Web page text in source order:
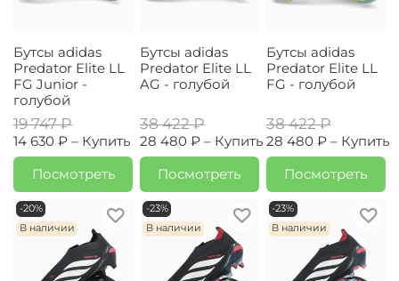
Бутсы adidas
Predator Elite LL
FG Junior -
голубой
19 747 ₽
14 630 ₽ – Купить
Посмотреть
Бутсы adidas
Predator Elite LL
AG - голубой
38 422 ₽
28 480 ₽ – Купить
Посмотреть
Бутсы adidas
Predator Elite LL
FG - голубой
38 422 ₽
28 480 ₽ – Купить
Посмотреть
-20%
В наличии
-23%
В наличии
-23%
В наличии